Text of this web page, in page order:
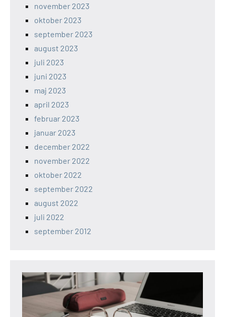
november 2023
oktober 2023
september 2023
august 2023
juli 2023
juni 2023
maj 2023
april 2023
februar 2023
januar 2023
december 2022
november 2022
oktober 2022
september 2022
august 2022
juli 2022
september 2012